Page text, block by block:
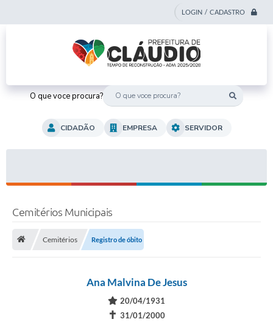
LOGIN / CADASTRO
O que voce procura?
CIDADÃO EMPRESA SERVIDOR
Cemitérios Municipais
Cemitérios Registro de óbito
Ana Malvina De Jesus
20/04/1931
✝ 31/01/2000